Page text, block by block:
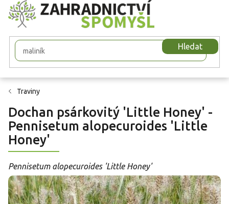
Přejít
na
obsah
Hledat
Traviny
Dochan psárkovitý 'Little Honey' -
Pennisetum alopecuroides 'Little
Honey'
Pennisetum alopecuroides 'Little Honey'